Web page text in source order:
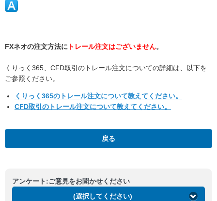
FXネオの注文方法に トレール注文はございません。
くりっく365、CFD取引のトレール注文についての詳細は、以下を
ご参照ください。
くりっく365のトレール注文について教えてください。
CFD取引のトレール注文について教えてください。
戻る
アンケート:ご意見をお聞かせください
(選択してください)